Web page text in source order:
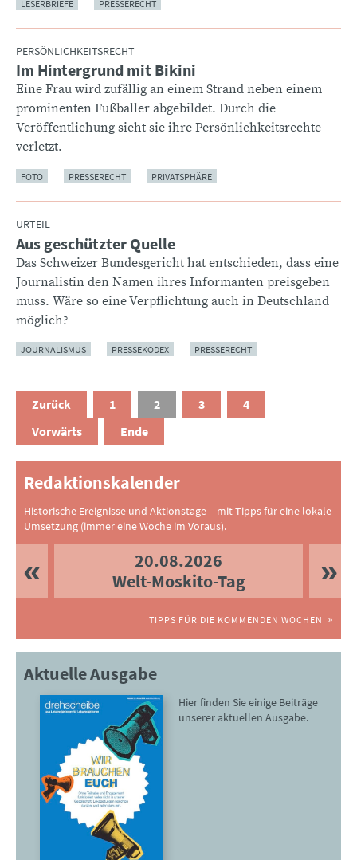
LESERBRIEFE PRESSERECHT
PERSÖNLICHKEITSRECHT
:Im Hintergrund mit Bikini
Eine Frau wird zufällig an einem Strand neben einem
prominenten Fußballer abgebildet. Durch die
Veröffentlichung sieht sie ihre Persönlichkeitsrechte
verletzt.
FOTO PRESSERECHT PRIVATSPHÄRE
URTEIL
:
Aus geschützter Quelle
Das Schweizer Bundesgericht hat entschieden, dass eine
Journalistin den Namen ihres Informanten preisgeben
muss. Wäre so eine Verpflichtung auch in Deutschland
möglich?
JOURNALISMUS PRESSEKODEX PRESSERECHT
Zurück 1 2 3
4
Vorwärts
Ende
Redaktionskalender
Historische Ereignisse und Aktionstage – mit Tipps für eine lokale
Umsetzung (immer eine Woche im Voraus).
20.08.2026
Welt-Moskito-Tag
TIPPS FÜR DIE KOMMENDEN WOCHEN
Aktuelle Ausgabe
Hier finden Sie einige Beiträge
unserer aktuellen Ausgabe.